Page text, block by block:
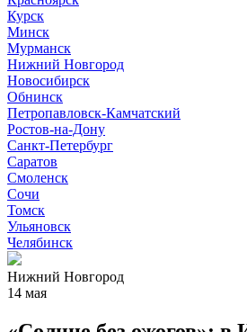
Курск
Минск
Мурманск
Нижний Новгород
Новосибирск
Обнинск
Петропавловск-Камчатский
Ростов-на-Дону
Санкт-Петербург
Саратов
Смоленск
Сочи
Томск
Ульяновск
Челябинск
Нижний Новгород
14 мая